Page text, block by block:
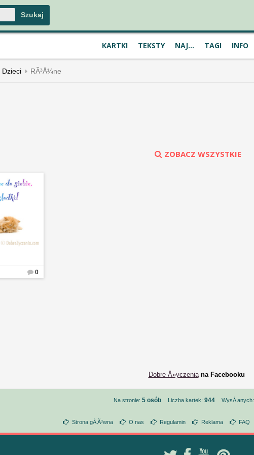
KARTKI TEKSTY NAJ... TAGI INFO
Dzieci RÃ³Å¼ne
ZOBACZ WSZYSTKIE
0
Dobre Å»yczeniana Facebooku
Na stronie: 5 osób Liczba kartek: 944 WysÅ‚anych:
Strona gÅ‚Ã³wna O nas Regulamin Reklama FAQ